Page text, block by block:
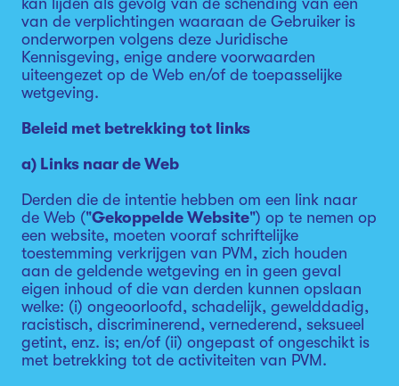
kan lijden als gevolg van de schending van een
van de verplichtingen waaraan de Gebruiker is
onderworpen volgens deze Juridische
Kennisgeving, enige andere voorwaarden
uiteengezet op de Web en/of de toepasselijke
wetgeving.
Beleid met betrekking tot links
a) Links naar de Web
Derden die de intentie hebben om een link naar
de Web ("Gekoppelde Website") op te nemen op
een website, moeten vooraf schriftelijke
toestemming verkrijgen van PVM, zich houden
aan de geldende wetgeving en in geen geval
eigen inhoud of die van derden kunnen opslaan
welke: (i) ongeoorloofd, schadelijk, gewelddadig,
racistisch, discriminerend, vernederend, seksueel
getint, enz. is; en/of (ii) ongepast of ongeschikt is
met betrekking tot de activiteiten van PVM.